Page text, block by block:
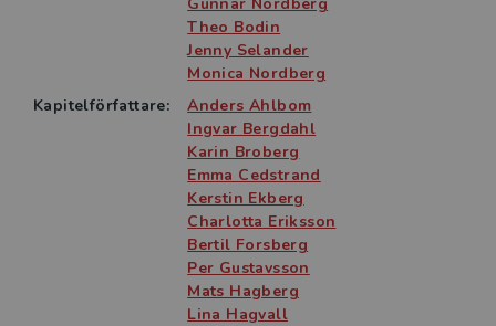
Nya utmaningar i arbetslivet, arbetsskadeersättning
och etiska frågor berörs översiktligt.
Boken riktar sig till studenter på läkarprogrammet
och utbildningar inom arbets- och miljömedicin samt
till yrkesverksamma företagssköterskor, ergonomer,
arbetsmiljöstrateger, miljö- och
hälsoskyddsinspektörer, miljösamordnare samt andra
yrkesgrupper med ansvar inom det arbets- och
miljömedicinska området.
Theo Bodin
Jenny Selander
Monica Nordberg
Kapitelförfattare:
Anders Ahlbom
Ingvar Bergdahl
Karin Broberg
Emma Cedstrand
Kerstin Ekberg
Charlotta Eriksson
Bertil Forsberg
Per Gustavsson
Mats Hagberg
Lina Hagvall